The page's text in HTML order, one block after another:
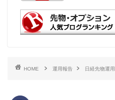
HOME 運用報告 日経先物運